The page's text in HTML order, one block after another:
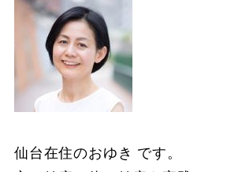
仙台在住のおゆき です。